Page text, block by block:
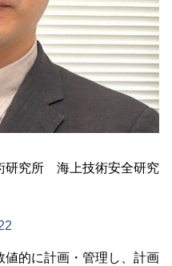
研究所 海上技術安全研究
的に計画・管理し、計画